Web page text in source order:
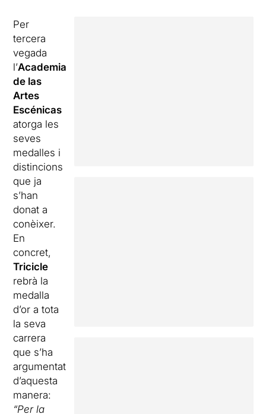
Per
tercera
vegada
l’Academia
de las
Artes
Escénicas
atorga les
seves
medalles i
distincions
que ja
s’han
donat a
conèixer.
En
concret,
Tricicle
rebrà la
medalla
d’or a tota
la seva
carrera
que s’ha
argumentat
d’aquesta
manera:
“Per la